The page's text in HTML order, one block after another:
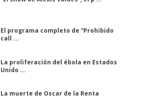
El programa completo de “Prohibido
call ...
La proliferación del ébola en Estados
Unido ...
La muerte de Oscar de la Renta